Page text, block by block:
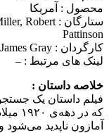
محصول : آمریکا
ستارگان : Robert
Pattinson
کارگردان : James Gray
لینک های مرتبط : –
خلاصه داستان :
فیلم داستان یک
که
آمازون ناپدید